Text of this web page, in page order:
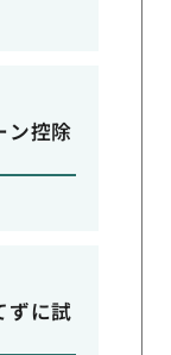
ン控除
ずに試